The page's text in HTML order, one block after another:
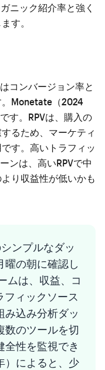
ニック紹介率と強く
す。
コンバージョン率と
。Monetate（2024
す。RPVは、購入の
るため、マーケティ
す。高いトラフィッ
ンは、高いRPVで中
り収益性が低いかも
ンプルなダッ
曜の朝に確認し
ムは、収益、コ
フィックソース
み込み分析ダッ
数のツールを切
全性を監視でき
）によると、少